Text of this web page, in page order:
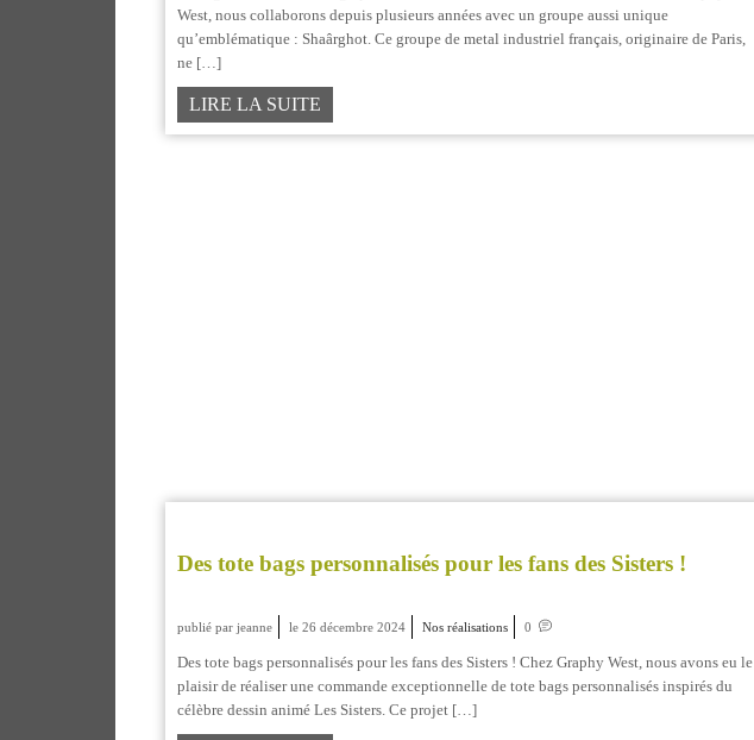
West, nous collaborons depuis plusieurs années avec un groupe aussi unique
qu’emblématique : Shaârghot. Ce groupe de metal industriel français, originaire de Paris,
ne […]
LIRE LA SUITE
Des tote bags personnalisés pour les fans des Sisters !
publié par jeanne le 26 décembre 2024 Nos réalisations 0
Des tote bags personnalisés pour les fans des Sisters ! Chez Graphy West, nous avons eu le
plaisir de réaliser une commande exceptionnelle de tote bags personnalisés inspirés du
célèbre dessin animé Les Sisters. Ce projet […]